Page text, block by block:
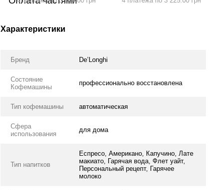
Характеристики
Бренд De’Longhi
Состояние
Кофемашины
профессионально восстановлена
Тип кофемашины автоматическая
Сфера
использования
для дома
Тип напитков
Еспресо, Американо, Капучино, Лате
макиато, Гарячая вода, Флет уайт,
Персональный рецепт, Гарячее
молоко